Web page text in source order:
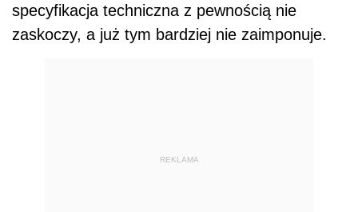
specyfikacja techniczna z pewnością nie
zaskoczy, a już tym bardziej nie zaimponuje.
REKLAMA